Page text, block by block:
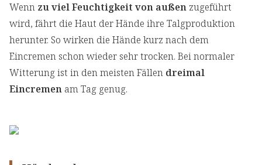
Wenn zu viel Feuchtigkeit von außen zugeführt
wird, fährt die Haut der Hände ihre Talgproduktion
herunter. So wirken die Hände kurz nach dem
Eincremen schon wieder sehr trocken. Bei normaler
Witterung ist in den meisten Fällen dreimal
Eincremen am Tag genug.